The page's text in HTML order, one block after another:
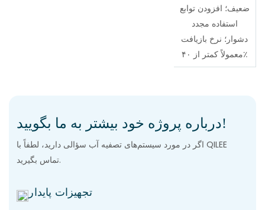
ضعیف؛ افزودن توابع
استفاده مجدد
دشوار؛ نرخ بازیافت
معمولاً کمتر از ۴۰٪
درباره پروژه خود بیشتر به ما بگویید!
اگر در مورد سیستم‌های تصفیه آب سؤالی دارید، لطفاً با QILEE
تماس بگیرید.
تجهیزات پایدار